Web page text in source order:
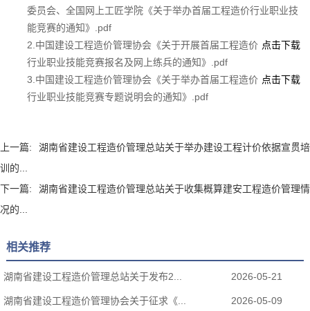
委员会、全国网上工匠学院《关于举办首届工程造价行业职业技
能竞赛的通知》.pdf
点击下载
2.中国建设工程造价管理协会《关于开展首届工程造价
行业职业技能竞赛报名及网上练兵的通知》.pdf
点击下载
3.中国建设工程造价管理协会《关于举办首届工程造价
行业职业技能竞赛专题说明会的通知》.pdf
上一篇:
湖南省建设工程造价管理总站关于举办建设工程计价依据宣贯培
训的...
下一篇:
湖南省建设工程造价管理总站关于收集概算建安工程造价管理情
况的...
相关推荐
湖南省建设工程造价管理总站关于发布2... 2026-05-21
湖南省建设工程造价管理协会关于征求《... 2026-05-09